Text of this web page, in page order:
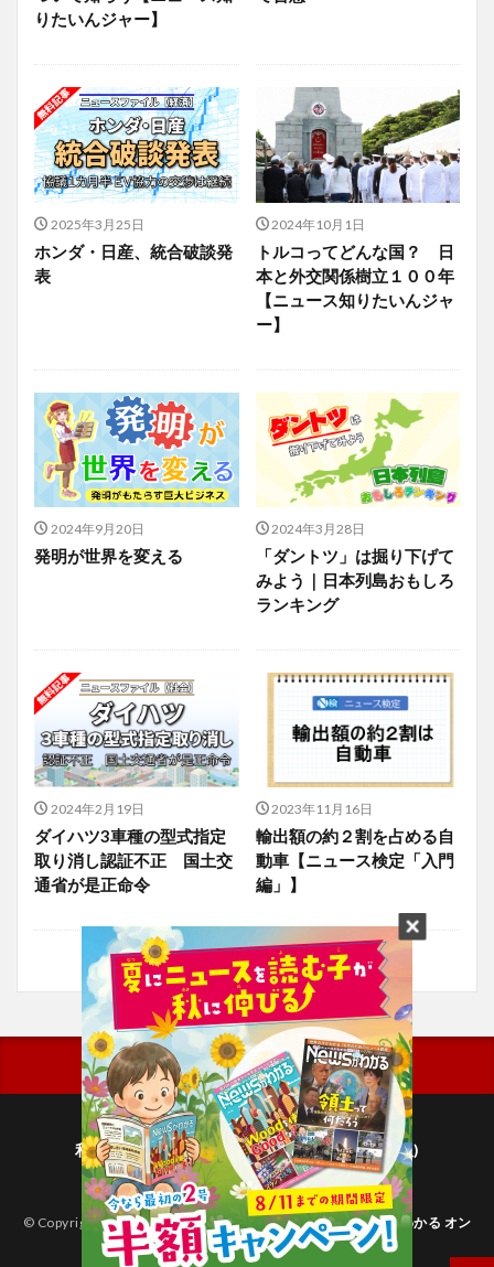
りたいんジャー】
2025年3月25日
ホンダ・日産、統合破談発
表
2024年10月1日
トルコってどんな国？ 日
本と外交関係樹立１００年
【ニュース知りたいんジャ
ー】
2024年9月20日
発明が世界を変える
2024年3月28日
「ダントツ」は掘り下げて
みよう｜日本列島おもしろ
ランキング
2024年2月19日
ダイハツ3車種の型式指定
取り消し認証不正 国土交
通省が是正命令
2023年11月16日
輸出額の約２割を占める自
動車【ニュース検定「入門
編」】
利用規約
プライバシーポリシー(毎日新聞出版)
個人情報について(毎日新聞社)
© Copyright 2026子どものためのニュース雑誌「ニュースがわかる オン
ライン」.